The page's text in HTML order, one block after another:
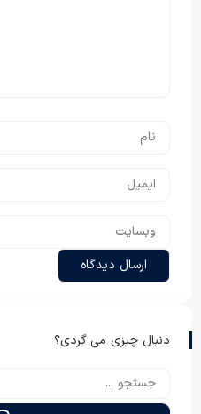
دنبال چیزی می گردی؟